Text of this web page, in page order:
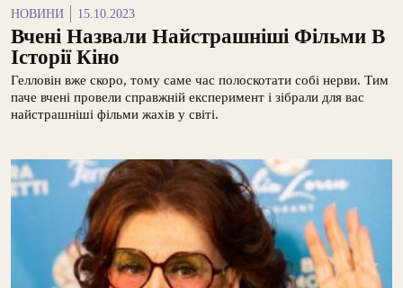
НОВИНИ 15.10.2023
Вчені Назвали Найстрашніші Фільми В
Історії Кіно
Гелловін вже скоро, тому саме час полоскотати собі нерви. Тим
паче вчені провели справжній експеримент і зібрали для вас
найстрашніші фільми жахів у світі.